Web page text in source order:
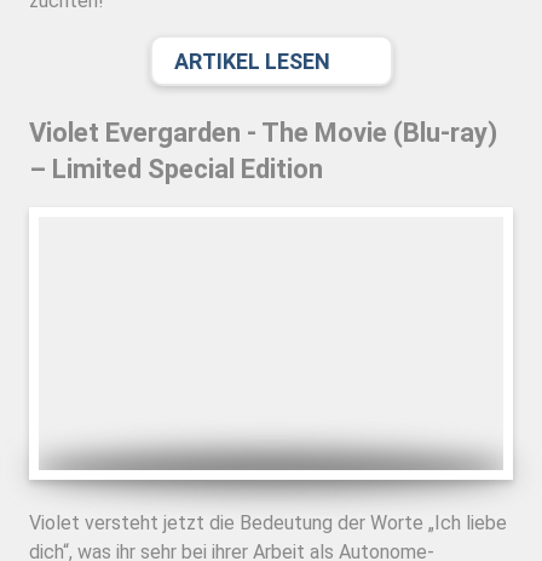
ARTIKEL LESEN
Violet Evergarden - The Movie (Blu-ray)
– Limited Special Edition
Violet versteht jetzt die Bedeutung der Worte „Ich liebe
dich“, was ihr sehr bei ihrer Arbeit als Autonome-